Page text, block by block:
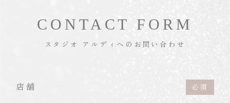
CONTACT FORM
スタジオ アルディへのお問い合わせ
店舗